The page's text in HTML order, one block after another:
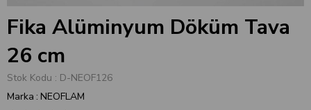
Fika Alüminyum Döküm Tava
26 cm
Stok Kodu
D-NEOF126
Marka : NEOFLAM